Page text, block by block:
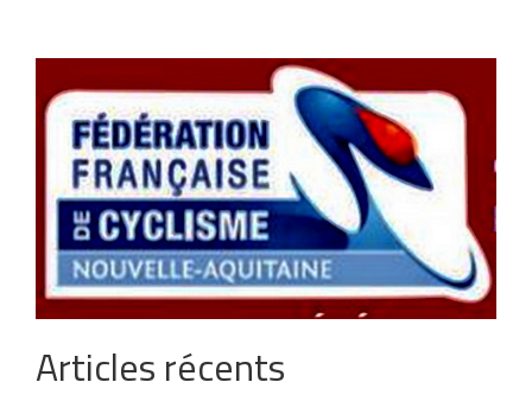
Articles récents